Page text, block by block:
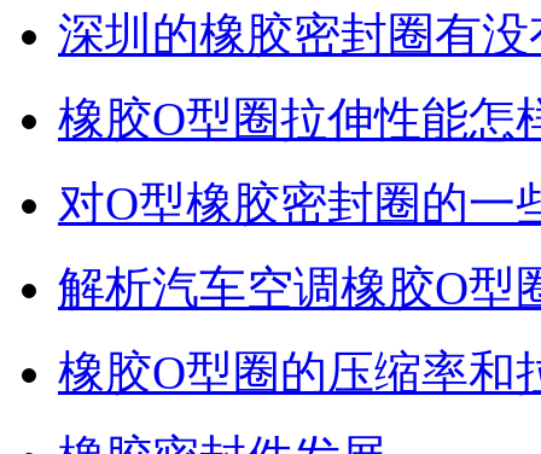
深圳的橡胶密封圈有
橡胶O型圈拉伸性能
对O型橡胶密封圈的一
解析汽车空调橡胶O型
橡胶O型圈的压缩率和